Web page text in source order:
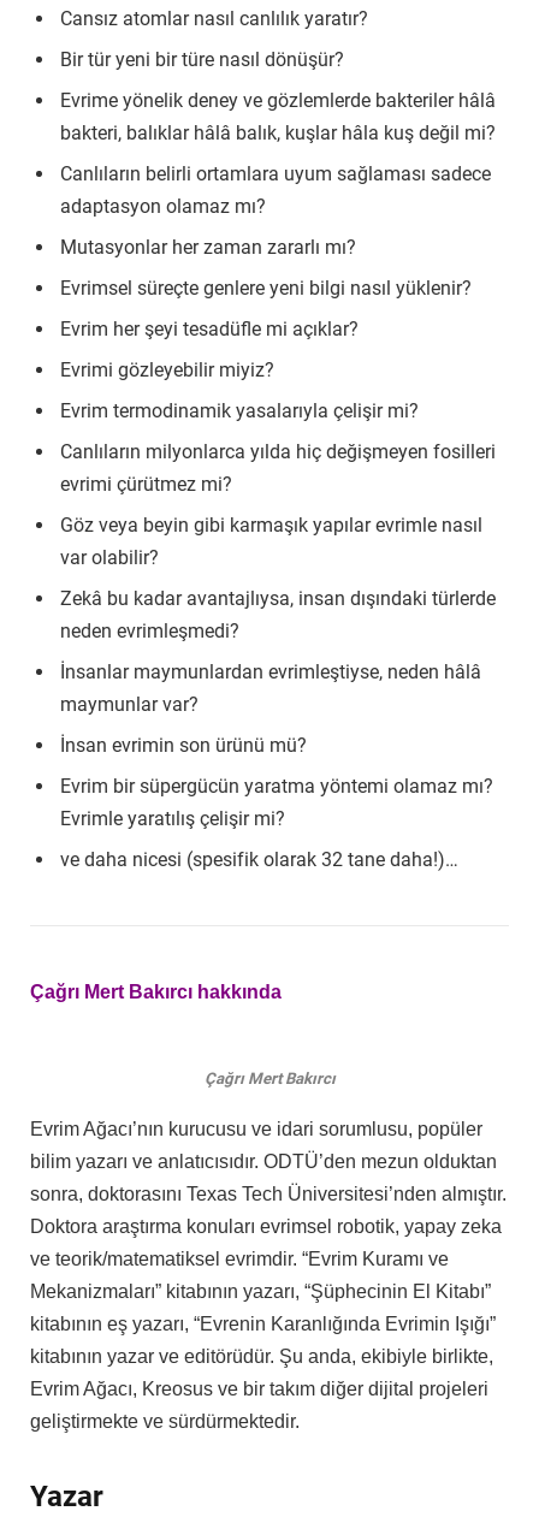
Cansız atomlar nasıl canlılık yaratır?
Bir tür yeni bir türe nasıl dönüşür?
Evrime yönelik deney ve gözlemlerde bakteriler hâlâ
bakteri, balıklar hâlâ balık, kuşlar hâla kuş değil mi?
Canlıların belirli ortamlara uyum sağlaması sadece
adaptasyon olamaz mı?
Mutasyonlar her zaman zararlı mı?
Evrimsel süreçte genlere yeni bilgi nasıl yüklenir?
Evrim her şeyi tesadüfle mi açıklar?
Evrimi gözleyebilir miyiz?
Evrim termodinamik yasalarıyla çelişir mi?
Canlıların milyonlarca yılda hiç değişmeyen fosilleri
evrimi çürütmez mi?
Göz veya beyin gibi karmaşık yapılar evrimle nasıl
var olabilir?
Zekâ bu kadar avantajlıysa, insan dışındaki türlerde
neden evrimleşmedi?
İnsanlar maymunlardan evrimleştiyse, neden hâlâ
maymunlar var?
İnsan evrimin son ürünü mü?
Evrim bir süpergücün yaratma yöntemi olamaz mı?
Evrimle yaratılış çelişir mi?
ve daha nicesi (spesifik olarak 32 tane daha!)…
Çağrı Mert Bakırcı hakkında
Çağrı Mert Bakırcı
Evrim Ağacı’nın kurucusu ve idari sorumlusu, popüler
bilim yazarı ve anlatıcısıdır. ODTÜ’den mezun olduktan
sonra, doktorasını Texas Tech Üniversitesi’nden almıştır.
Doktora araştırma konuları evrimsel robotik, yapay zeka
ve teorik/matematiksel evrimdir. “Evrim Kuramı ve
Mekanizmaları” kitabının yazarı, “Şüphecinin El Kitabı”
kitabının eş yazarı, “Evrenin Karanlığında Evrimin Işığı”
kitabının yazar ve editörüdür. Şu anda, ekibiyle birlikte,
Evrim Ağacı, Kreosus ve bir takım diğer dijital projeleri
geliştirmekte ve sürdürmektedir.
Yazar